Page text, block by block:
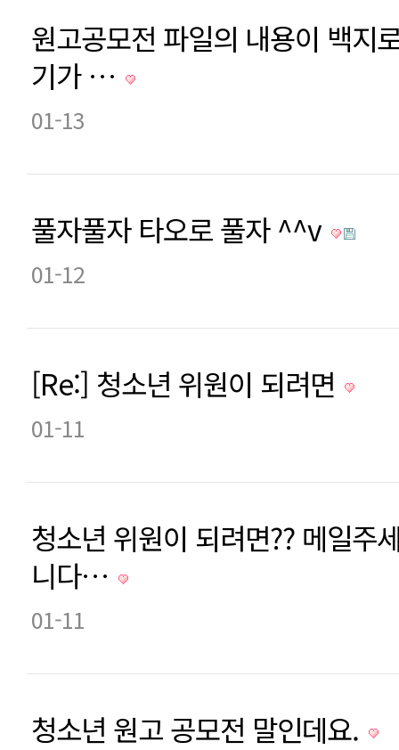
원고공모전 파일의 내용이 백지
기가 …
01-13
풀자풀자 타오로 풀자 ^^v
01-12
[Re:] 청소년 위원이 되려면
01-11
청소년 위원이 되려면?? 메일주
니다…
01-11
청소년 원고 공모전 말인데요.